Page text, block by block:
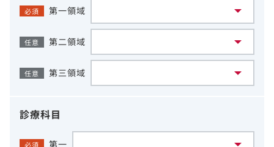
必須 第一領域
任意 第二領域
任意 第三領域
診療科目
必須 第一